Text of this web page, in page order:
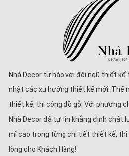
Nhà Decor tự hào với đội ngũ thiết kế
nhật các xu hướng thiết kế mới. Thế
thiết kế, thi công đồ gỗ. Với phương
Nhà Decor đã tự tin khẳng định chất
mĩ cao trong từng chi tiết thiết kế, thi
lòng cho Khách Hàng!